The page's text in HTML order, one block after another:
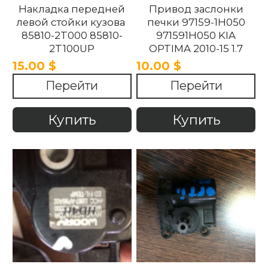
Накладка передней
левой стойки кузова
85810-2T000 85810-
2T100UP
858102T100UP
858102T000 Kia
Optima 2010 -2015.
15.00 $
Перейти
Купить
Привод заслонки
печки 97159-1H050
971591H050 KIA
OPTIMA 2010-15 1.7
10.00 $
Перейти
Купить